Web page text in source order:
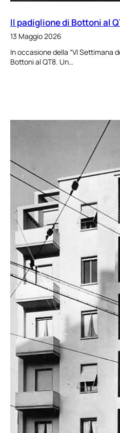
Il padiglione di Bottoni al
13 Maggio 2026
In occasione della “VI Settimana
Bottoni al QT8. Un…